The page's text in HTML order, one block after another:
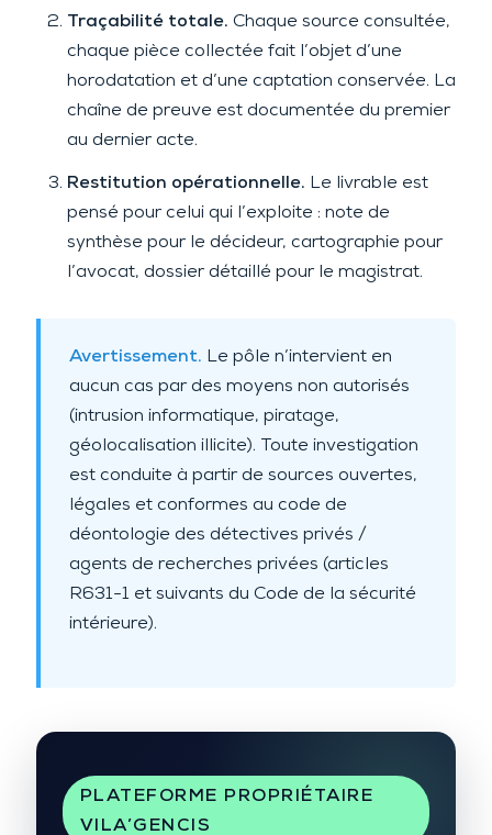
Traçabilité totale. Chaque source consultée,
chaque pièce collectée fait l’objet d’une
horodatation et d’une captation conservée. La
chaîne de preuve est documentée du premier
au dernier acte.
Restitution opérationnelle. Le livrable est
pensé pour celui qui l’exploite : note de
synthèse pour le décideur, cartographie pour
l’avocat, dossier détaillé pour le magistrat.
Avertissement. Le pôle n’intervient en
aucun cas par des moyens non autorisés
(intrusion informatique, piratage,
géolocalisation illicite). Toute investigation
est conduite à partir de sources ouvertes,
légales et conformes au code de
déontologie des détectives privés /
agents de recherches privées (articles
R631-1 et suivants du Code de la sécurité
intérieure).
PLATEFORME PROPRIÉTAIRE
VILA’GENCIS